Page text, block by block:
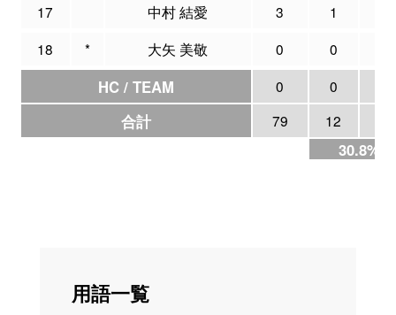
17
中村 結愛 3 1
18
* 大矢 美敬 0 0
HC / TEAM 0 0
合計 79 12
30.8%
用語一覧